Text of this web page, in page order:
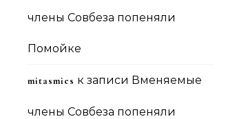
члены Совбеза попеняли
Помойке
mitasmies к записи Вменяемые
члены Совбеза попеняли